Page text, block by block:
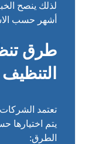
أشهر حسب
طرق
تعتمد
يتم اختيارها
الطرق: